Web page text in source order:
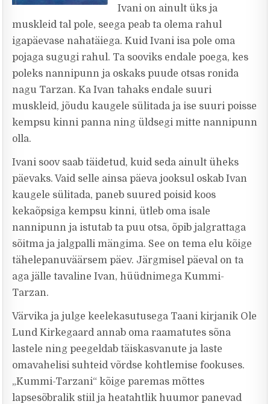
Ivani on ainult üks ja
muskleid tal pole, seega peab ta olema rahul
igapäevase nahatäiega. Kuid Ivani isa pole oma
pojaga sugugi rahul. Ta sooviks endale poega, kes
poleks nannipunn ja oskaks puude otsas ronida
nagu Tarzan. Ka Ivan tahaks endale suuri
muskleid, jõudu kaugele sülitada ja ise suuri poisse
kempsu kinni panna ning üldsegi mitte nannipunn
olla.
Ivani soov saab täidetud, kuid seda ainult üheks
päevaks. Vaid selle ainsa päeva jooksul oskab Ivan
kaugele sülitada, paneb suured poisid koos
kekaõpsiga kempsu kinni, ütleb oma isale
nannipunn ja istutab ta puu otsa, õpib jalgrattaga
sõitma ja jalgpalli mängima. See on tema elu kõige
tähelepanuväärsem päev. Järgmisel päeval on ta
aga jälle tavaline Ivan, hüüdnimega Kummi-
Tarzan.
Värvika ja julge keelekasutusega Taani kirjanik Ole
Lund Kirkegaard annab oma raamatutes sõna
lastele ning peegeldab täiskasvanute ja laste
omavahelisi suhteid võrdse kohtlemise fookuses.
„Kummi-Tarzani“ kõige paremas mõttes
lapsesõbralik stiil ja heatahtlik huumor panevad